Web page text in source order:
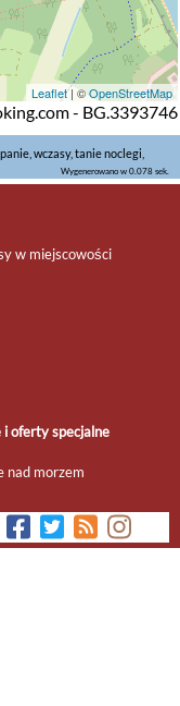
Leaflet| ©OpenStreetMap
- BG.3393746
wczasy, tanie noclegi,
Wygenerowano w 0.078 sek.
w miejscowości
i oferty specjalne
nad morzem